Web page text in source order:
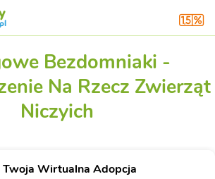
Bezdomniaki -
Na Rzecz Zwierząt
Niczyich
Twoja Wirtualna Adopcja